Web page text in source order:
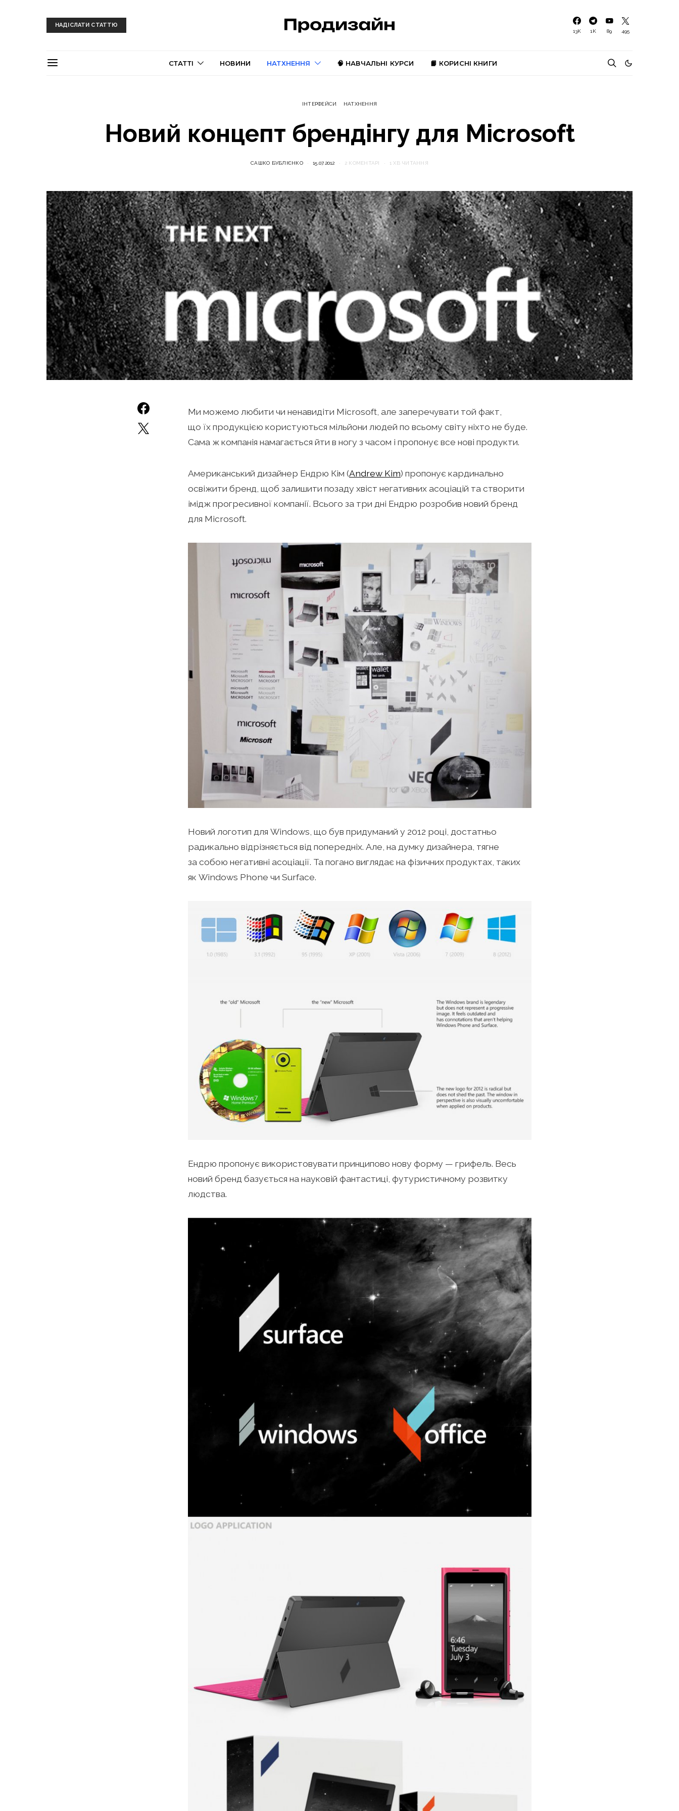
НАДІСЛАТИ СТАТТЮ
13K 1K 89 495
СТАТТІ НОВИНИ НАТХНЕННЯ 🧠 НАВЧАЛЬНІ КУРСИ 📙 КОРИСНІ КНИГИ
ІНТЕРФЕЙСИ НАТХНЕННЯ
Новий концепт брендінгу для Microsoft
САШКО БУБЛІЄНКО 15.07.2012 2 КОМЕНТАРІ 1 ХВ ЧИТАННЯ
Ми можемо любити чи ненавидіти Microsoft, але заперечувати той факт,
що їх продукцією користуються мільйони людей по всьому світу ніхто не буде.
Сама ж компанія намагається йти в ногу з часом і пропонує все нові продукти.
Американський дизайнер Ендрю Кім (Andrew Kim) пропонує кардинально
освіжити бренд, щоб залишити позаду хвіст негативних асоціацій та створити
імідж прогресивної компанії. Всього за три дні Ендрю розробив новий бренд
для Microsoft.
Новий логотип для Windows, що був придуманий у 2012 році, достатньо
радикально відрізняється від попередніх. Але, на думку дизайнера, тягне
за собою негативні асоціації. Та погано виглядає на фізичних продуктах, таких
як Windows Phone чи Surface.
Ендрю пропонує використовувати принципово нову форму — грифель. Весь
новий бренд базується на науковій фантастиці, футуристичному розвитку
людства.